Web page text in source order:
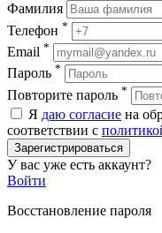
Фамилия
Телефон *
Email *
Пароль *
Повторите пароль *
Я даю согласие на
соответствии с
Зарегистрироваться
У вас уже есть аккаунт?
Войти
Восстановление пароля